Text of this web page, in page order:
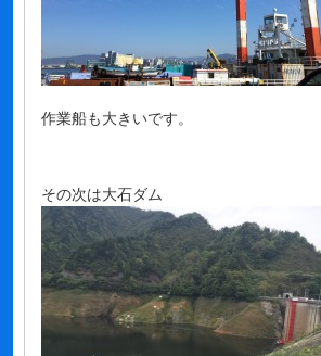
作業船も大きいです。
その次は大石ダム